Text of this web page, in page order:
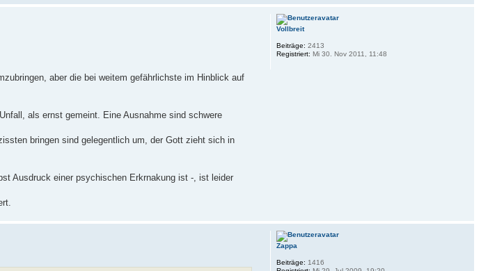
aber die bei weitem gefährlichste im Hinblick auf
als ernst gemeint. Eine Ausnahme sind schwere
bringen sind gelegentlich um, der Gott zieht sich in
Ausdruck einer psychischen Erkrnakung ist -, ist leider
Vollbreit
Beiträge: 2413
Registriert: Mi 30. Nov 2011, 11:48
Zappa
Beiträge: 1416